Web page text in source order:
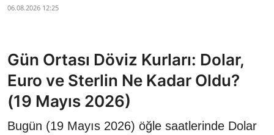
06.08.2026 12:25
Gün Ortası Döviz Kurları: Dolar,
Euro ve Sterlin Ne Kadar Oldu?
(19 Mayıs 2026)
Bugün (19 Mayıs 2026) öğle saatlerinde Dolar